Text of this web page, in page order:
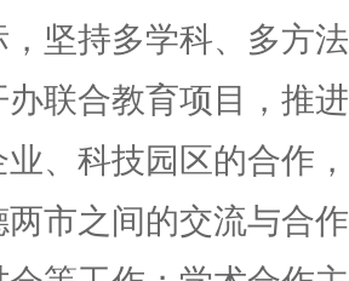
坚持多学科、多方
联合教育项目，推
、科技园区的合作
市之间的交流与合